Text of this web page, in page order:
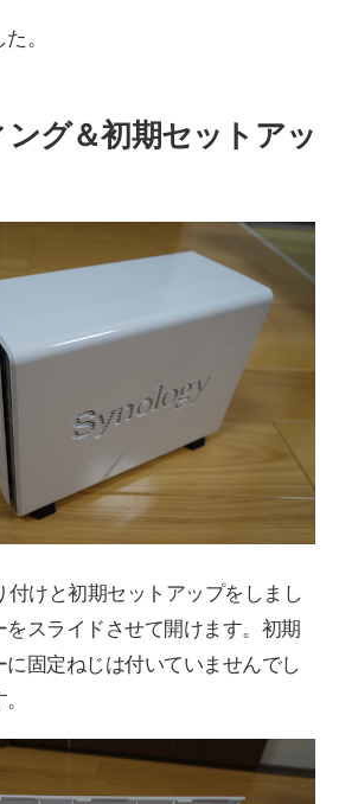
。
グ＆初期セットアッ
付けと初期セットアップをしまし
をスライドさせて開けます。初期
固定ねじは付いていませんでし